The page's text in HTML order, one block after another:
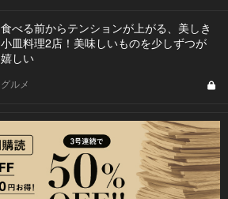
食べる前からテンションが上がる、美しき
小皿料理2店！美味しいものを少しずつが
嬉しい
グルメ